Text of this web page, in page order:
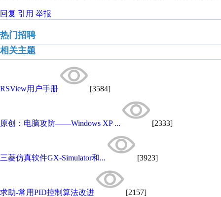
回复 引用 举报
热门招聘
相关主题
RSView用户手册 [3584]
原创：电脑攻防——Windows XP ... [2333]
三菱仿真软件GX-Simulator和... [3923]
求助-常用PID控制算法改进 [2157]